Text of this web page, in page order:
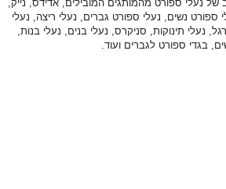
של נעלי ספורט מהמותגים המובילים, אדידס, נייק,
ספורט נשים, נעלי ספורט גברים, נעלי ריצה, נעלי
נעלי תינוקות, סניקרס, נעלי בנים, נעלי בנות,
בגדי ספורט לגברים ועוד.